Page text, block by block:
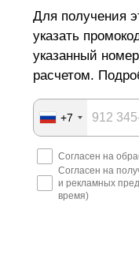
Для получения
указать
указанный
расчетом.
+7
Согласен на
Согласен на
и рекламных
время)